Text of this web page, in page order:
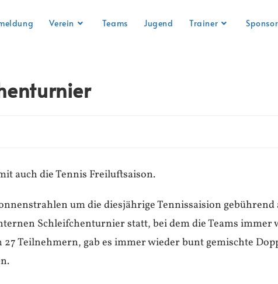
Verein Teams Jugend Trainer
auch die Tennis Freiluftsaison.
um die diesjährige Tennissaision
Schleifchenturnier statt, bei dem die Teams immer
Teilnehmern, gab es immer wieder bunt gemischte